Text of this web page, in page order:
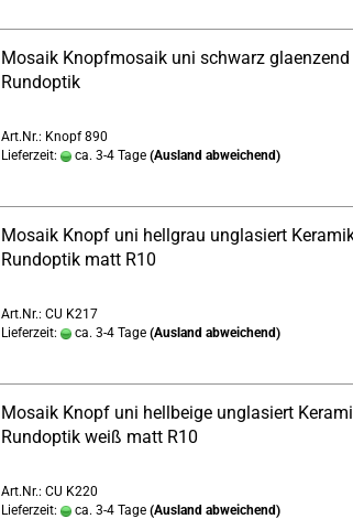
Mosaik Knopfmosaik uni schwarz
Rundoptik
Art.Nr.: Knopf 890
Lieferzeit:
ca. 3-4 Tage (Ausland abweichend)
Mosaik Knopf uni hellgrau unglasiert
Rundoptik matt R10
Art.Nr.: CU K217
Lieferzeit:
ca. 3-4 Tage (Ausland abweichend)
Mosaik Knopf uni hellbeige unglasiert
Rundoptik weiß matt R10
Art.Nr.: CU K220
Lieferzeit:
ca. 3-4 Tage (Ausland abweichend)